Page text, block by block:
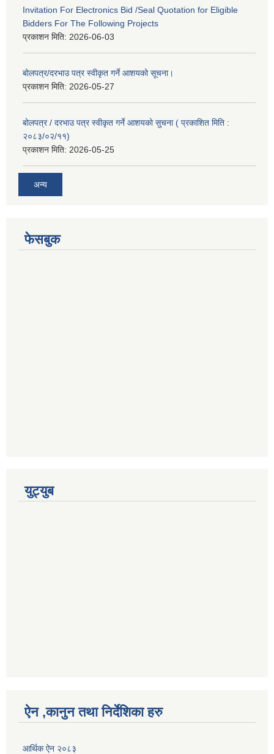
Invitation For Electronics Bid /Seal Quotation for Eligible
Bidders For The Following Projects
प्रकाशन मिति: 2026-06-03
बोलपत्र/दरभाउ पत्र स्वीकृत गर्ने आशयको सूचना।
प्रकाशन मिति: 2026-05-27
बोलपत्र / दरभाउ पत्र स्वीकृत गर्ने आशयको सुचना ( प्रकाशित मिति :
२०८३/०२/११)
प्रकाशन मिति: 2026-05-25
अन्य
फेसबुक
युट्युब
ऐन ,कानुन तथा निर्देशिका हरु
आर्थिक ऐन २०८३